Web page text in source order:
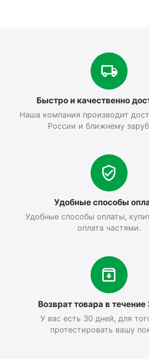
Быстро и качественно
Наша компания производит
России и ближнему
Удобные способы
Удобные способы оплаты,
оплата частями.
Возврат товара в
У вас есть 30 дней, для
протестировать вашу